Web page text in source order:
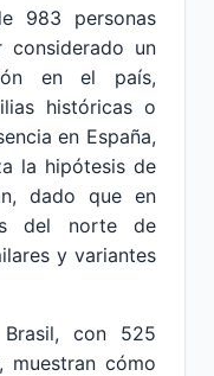
983 personas
considerado un
en el país,
históricas o
en España,
la hipótesis de
dado que en
del norte de
y variantes
con 525
muestran cómo